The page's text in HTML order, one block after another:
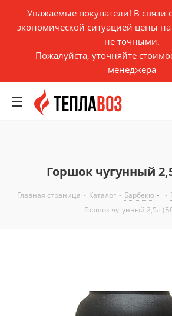
Уважаемые покупатели! В связи
экономической ситуацией цены на
не точными.
Пожалуйста, уточняйте
менеджера
Горшок чугунный
Главная страница - Каталог - Барбекю -
Горшок чугунный 2,5л